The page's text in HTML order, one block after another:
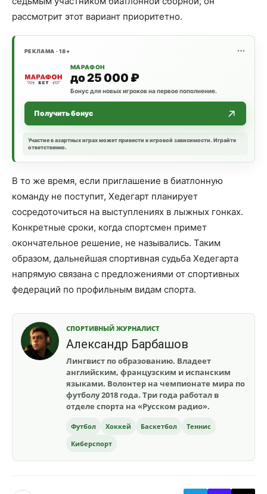
рассмотрит этот вариант приоритетно.
РЕКЛАМА · 18+
МАРАФОН
до 25 000 ₽
Бонус для новых игроков на первое пополнение.
Получить бонус
Участие в азартных играх может привести к игровой зависимости. Играйте
ответственно.
В то же время, если приглашение в биатлонную
команду не поступит, Хедегарт планирует
сосредоточиться на выступлениях в лыжных гонках.
Конкретные сроки, когда спортсмен примет
окончательное решение, не назывались. Таким
образом, дальнейшая спортивная судьба Хедегарта
напрямую связана с предложениями от спортивных
федераций по профильным видам спорта.
СПОРТИВНЫЙ ЖУРНАЛИСТ
Александр Барбашов
Лингвист по образованию. Владеет
английским, французским и испанским
языками. Волонтер на чемпионате мира по
футболу 2018 года. Три года работал в
отделе спорта на «Русском радио».
Футбол Хоккей Баскетбол
Теннис
Киберспорт